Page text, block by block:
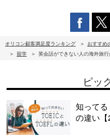
オリコン顧客満足度ランキング おすすめ
留学
英会話ができない人の海外旅
ピッ
知ってる
の違い【